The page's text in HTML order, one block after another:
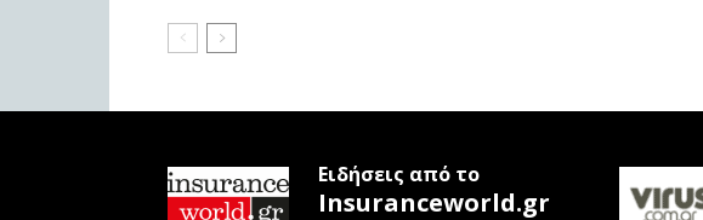
Ειδήσεις από το
Insuranceworld.gr